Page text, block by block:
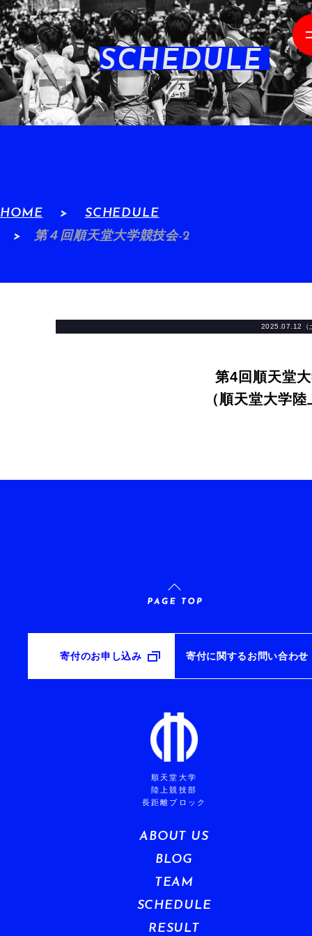
SCHEDULE
HOME
SCHEDULE
第４回順天堂大学競技会-2
2025.07.12（
第4回順天堂
（順天堂大学
寄付のお申し込み 寄付に関するお問い合わせ
順天堂大学
陸上競技部
長距離ブロック
ABOUT US
BLOG
TEAM
SCHEDULE
RESULT